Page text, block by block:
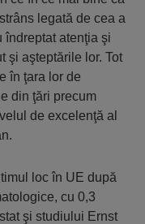
legată de cea a
îndreptat atenţia şi
şi aşteptările lor. Tot
în ţara lor de
din ţări precum
de excelenţă al
loc în UE după
cu 0,3
şi studiului Ernst